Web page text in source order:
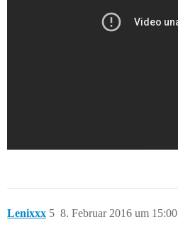
Lenixxx 8. Februar 2016 um 15:00
5